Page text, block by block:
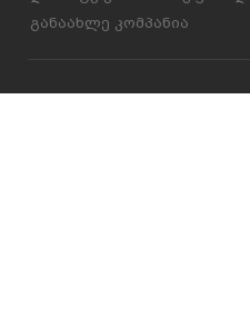
განაახლე კომპანია